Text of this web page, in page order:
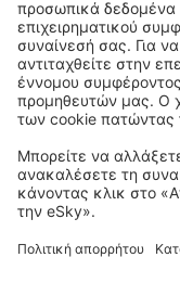
Copyright © eSky.gr. Με